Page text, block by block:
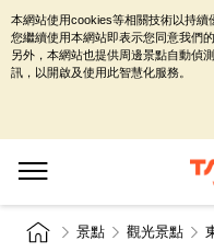
景點 觀光景點
本網站使用cookies等相關技術以持
您繼續使用本網站即表示您同意我們
另外，本網站也提供周邊景點自動偵
訊，以開啟及使用此智慧化服務。